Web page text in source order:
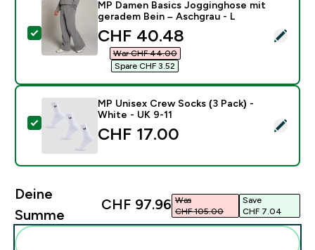
Dieses Produkt ausw�hlen - MP Damen Basics
MP Damen Basics Jogginghose mit
geradem Bein – Aschgrau - L
discounted price
CHF 40.48‎
War CHF 44.00‎
Spare CHF 3.52‎
Dieses Produkt ausw�hlen - MP Unisex Crew Socks
MP Unisex Crew Socks (3 Pack) -
White - UK 9-11
CHF 17.00‎
Deine
Summe
CHF 97.96‎ Was
CHF 105.00‎
Save
CHF 7.04‎